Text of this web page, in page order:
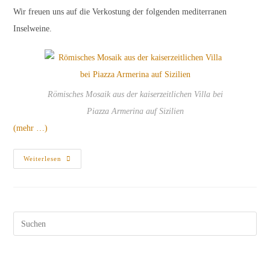
Wir freuen uns auf die Verkostung der folgenden mediterranen
Inselweine.
Römisches Mosaik aus der kaiserzeitlichen Villa bei
Piazza Armerina auf Sizilien
(mehr …)
Weiterlesen
Mediterrane
Inselweine
Im
Bad